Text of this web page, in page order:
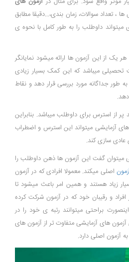
، تعداد سوالات، زمان بندی،...دقیقا مطابق
میتواند داوطلب را به طور کامل با نحوه ی
یک از این آزمون ها ارائه میشود نمایانگر
میباشد که این کمک بسیار زیادی
طور جداگانه مورد بررسی قرار دهد و نقاط
پر از استرس برای داوطلب میباشد. بنابراین
آزمایشی میتواند این استرس و اضطراب
عادی سازی کند.
میتوان گفت این آزمون ها ذهن داوطلب را
اصلی میکند. معمولا افرادی که در آزمون
زیاد هستند و همین امر باعث میشود تا
افراد و رقیبان خود که در آزمون شرکت کرده
براحتی میتوانند رتبه ی خود را در
آزمون های آزمایشی متفاوت تر از آزمون های
آزمون اصلی دارد.